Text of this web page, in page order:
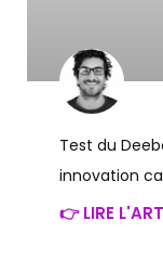
Test du
innovation
👉 LIRE